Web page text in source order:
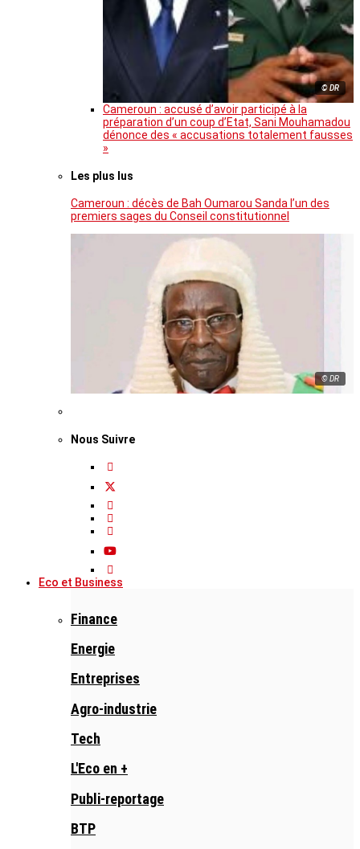
© DR
Cameroun : accusé d’avoir participé à la
préparation d’un coup d’Etat, Sani Mouhamadou
dénonce des « accusations totalement fausses
»
Les plus lus
Cameroun : décès de Bah Oumarou Sanda l’un des
premiers sages du Conseil constitutionnel
© DR
Nous Suivre
Eco et Business
Finance
Energie
Entreprises
Agro-industrie
Tech
L'Eco en +
Publi-reportage
BTP